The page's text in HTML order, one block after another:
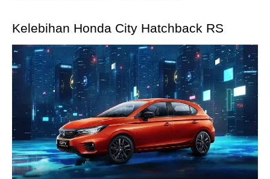
Kelebihan Honda City Hatchback RS